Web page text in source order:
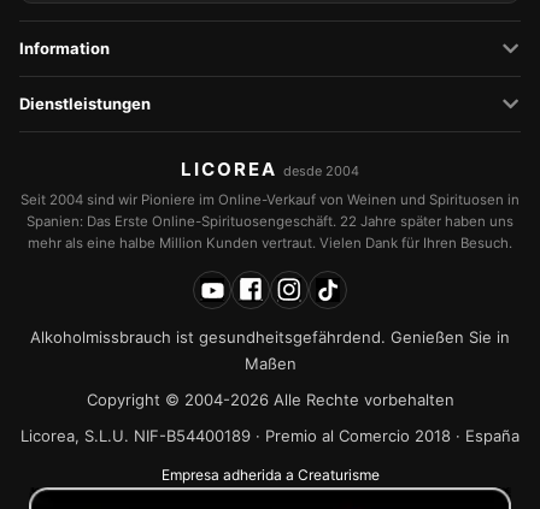
Information
Dienstleistungen
LICOREA desde 2004
Seit 2004 sind wir Pioniere im Online-Verkauf von Weinen und Spirituosen in
Spanien: Das Erste Online-Spirituosengeschäft. 22 Jahre später haben uns
mehr als eine halbe Million Kunden vertraut. Vielen Dank für Ihren Besuch.
Alkoholmissbrauch ist gesundheitsgefährdend. Genießen Sie in
Maßen
Copyright © 2004-2026 Alle Rechte vorbehalten
Licorea, S.L.U. NIF-B54400189 · Premio al Comercio 2018 · España
Empresa adherida a Creaturisme